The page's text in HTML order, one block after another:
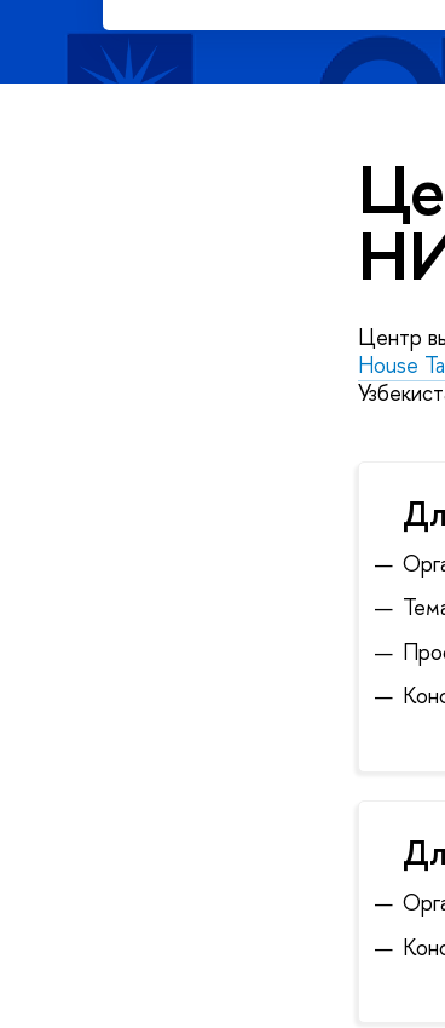
Центр
House